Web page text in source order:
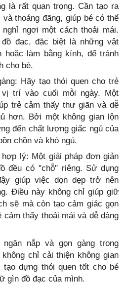
là rất quan trọng. Cần tạo ra
thoáng đãng, giúp bé có thể
ngơi một cách thoải mái.
đạc, đặc biệt là những vật
hoặc làm bằng kính, để tránh
cho bé.
Hãy tạo thói quen cho trẻ
trí vào cuối mỗi ngày. Một
trẻ cảm thấy thư giãn và dễ
hơn. Bởi một không gian lộn
đến chất lượng giấc ngủ của
chồn và khó ngủ.
lý: Một giải pháp đơn giản
đều có "chỗ" riêng. Sử dụng
giúp việc dọn dẹp trở nên
Điều này không chỉ giúp giữ
sẽ mà còn tạo cảm giác gọn
cảm thấy thoải mái và dễ dàng
nắp và gọn gàng trong
chỉ cải thiện không gian
tạo dựng thói quen tốt cho bé
gìn đồ đạc của mình.